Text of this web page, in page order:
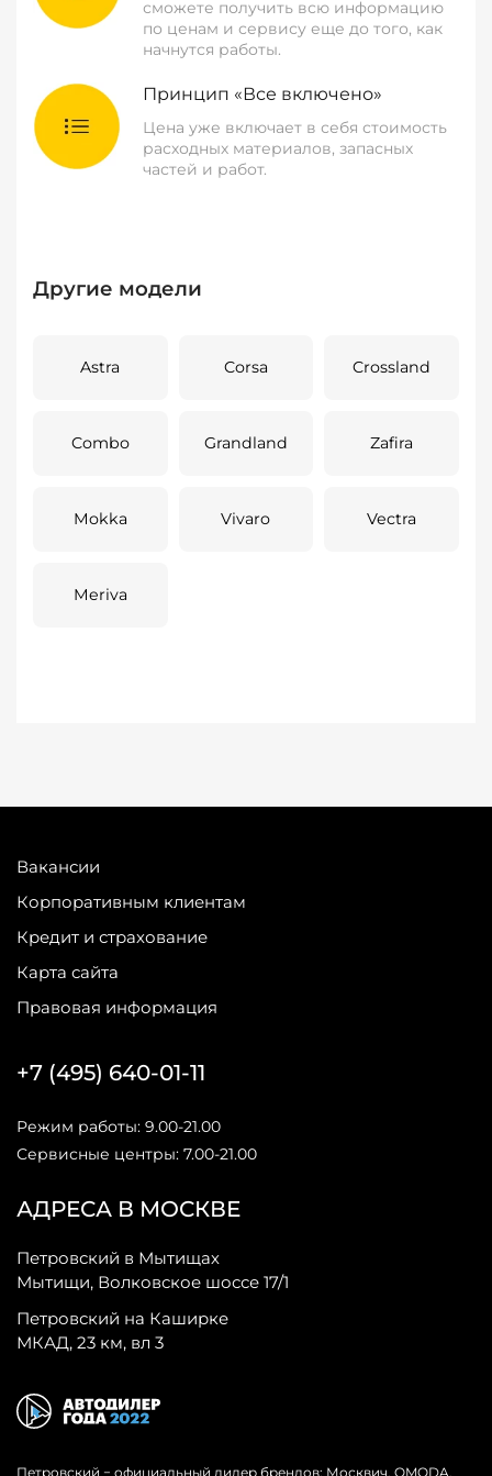
сможете получить всю информацию
по ценам и сервису еще до того, как
начнутся работы.
Принцип «Все включено»
Цена уже включает в себя стоимость
расходных материалов, запасных
частей и работ.
Другие модели
Astra Corsa Crossland
Combo Grandland Zafira
Mokka Vivaro Vectra
Meriva
Вакансии
Корпоративным клиентам
Кредит и страхование
Карта сайта
Правовая информация
АДРЕСА В МОСКВЕ
Петровский в Мытищах
Мытищи, Волковское шоссе 17/1
Петровский на Каширке
МКАД, 23 км, вл 3
+7 (495) 640-01-11
Режим работы: 9.00-21.00
Сервисные центры: 7.00-21.00
Петровский − официальный дилер брендов: Москвич, OMODA,